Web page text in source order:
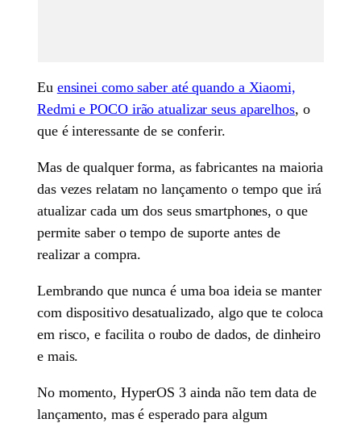
Eu ensinei como saber até quando a Xiaomi,
Redmi e POCO irão atualizar seus aparelhos, o
que é interessante de se conferir.
Mas de qualquer forma, as fabricantes na maioria
das vezes relatam no lançamento o tempo que irá
atualizar cada um dos seus smartphones, o que
permite saber o tempo de suporte antes de
realizar a compra.
Lembrando que nunca é uma boa ideia se manter
com dispositivo desatualizado, algo que te coloca
em risco, e facilita o roubo de dados, de dinheiro
e mais.
No momento, HyperOS 3 ainda não tem data de
lançamento, mas é esperado para algum